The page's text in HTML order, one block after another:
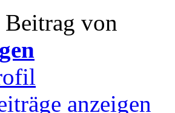
von
anzeigen